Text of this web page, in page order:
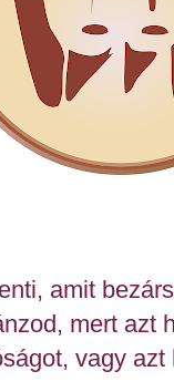
amit
mert azt
vagy